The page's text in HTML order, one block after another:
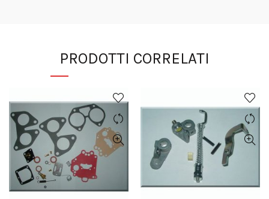
PRODOTTI CORRELATI